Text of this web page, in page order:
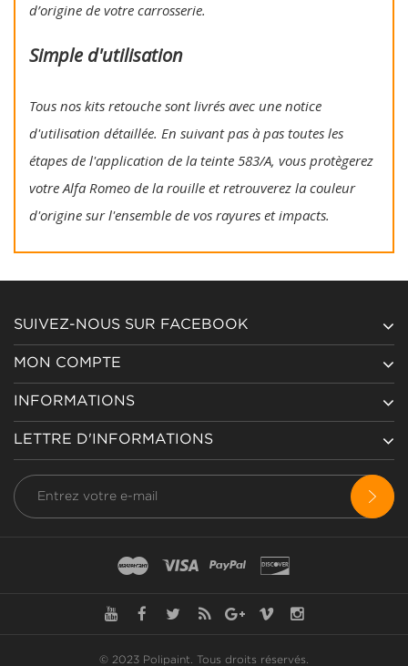
d’origine de votre carrosserie.
Simple d'utilisation
Tous nos kits retouche sont livrés avec une notice
d'utilisation détaillée. En suivant pas à pas toutes les
étapes de l'application de la teinte 583/A, vous protègerez
votre Alfa Romeo de la rouille et retrouverez la couleur
d'origine sur l'ensemble de vos rayures et impacts.
SUIVEZ-NOUS SUR FACEBOOK
MON COMPTE
INFORMATIONS
LETTRE D'INFORMATIONS
© 2023 Polipaint. Tous droits réservés.